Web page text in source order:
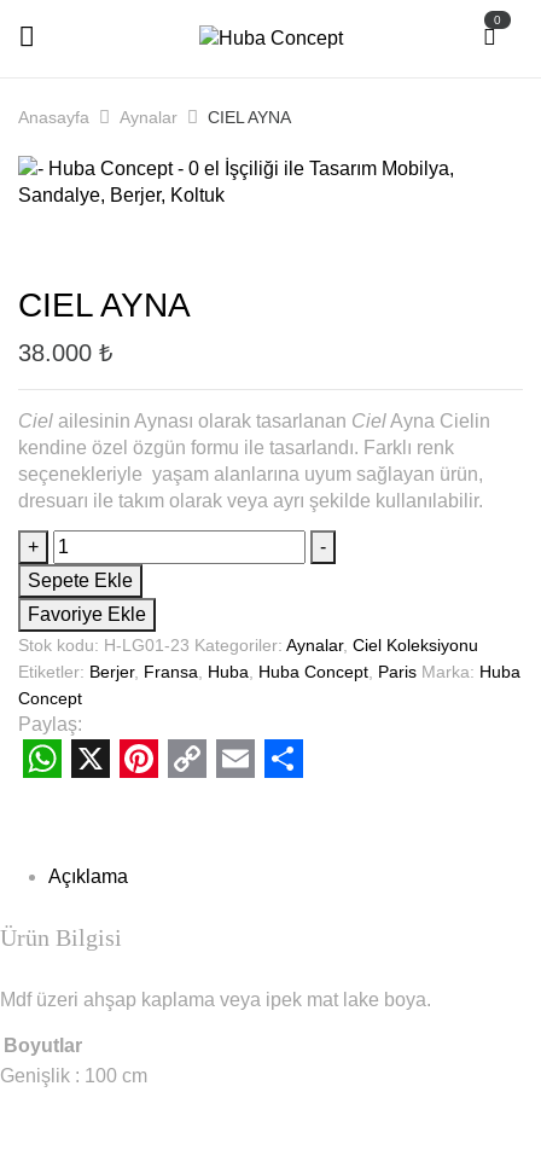
0
Anasayfa Aynalar CIEL AYNA
CIEL AYNA
38.000 ₺
Ciel ailesinin Aynası olarak tasarlanan CielAyna Cielin
kendine özel özgün formu ile tasarlandı. Farklı renk
seçenekleriyle yaşam alanlarına uyum sağlayan ürün,
dresuarı ile takım olarak veya ayrı şekilde kullanılabilir.
+
-
Sepete Ekle
Favoriye Ekle
Stok kodu: H-LG01-23 Kategoriler: Aynalar, Ciel Koleksiyonu
Etiketler: Berjer, Fransa Huba Huba Concept Paris Marka: Huba
Concept
Paylaş:
Açıklama
Ürün Bilgisi
Mdf üzeri ahşap kaplama veya ipek mat lake boya.
Boyutlar
Genişlik : 100 cm